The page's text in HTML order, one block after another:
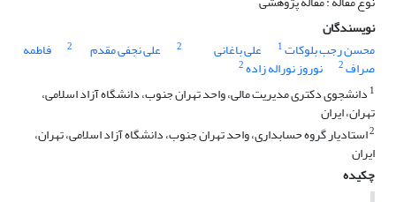
نویسندگان
محسن رجب بلوکات1 علی باغانی 2 علی نجفی مقدم 2 فاطمه
صراف2 نوروز نوراله زاده2
1 دانشجوی دکتری مدیریت مالی، واحد تهران جنوب، دانشگاه آزاد اسلامی،
تهران، ایران
2استادیار گروه حسابداری، واحد تهران جنوب، دانشگاه آزاد اسلامی، تهران،
ایران
چکیده